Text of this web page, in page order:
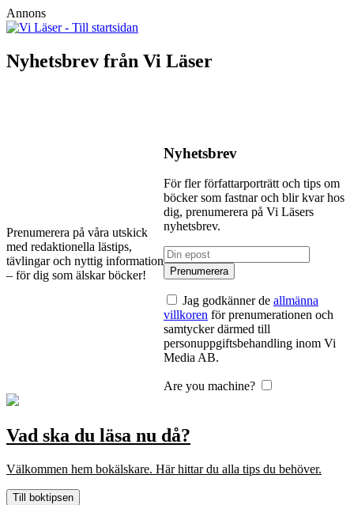
Annons
Nyhetsbrev från Vi Läser
Prenumerera på våra utskick
med redaktionella lästips,
tävlingar och nyttig information
– för dig som älskar böcker!
Nyhetsbrev
För fler författarporträtt och tips om
böcker som fastnar och blir kvar hos
dig, prenumerera på Vi Läsers
nyhetsbrev.
Jag godkänner de allmänna
villkoren för prenumerationen och
samtycker därmed till
personuppgiftsbehandling inom Vi
Media AB.
Are you machine?
Vad ska du läsa nu då?
Välkommen hem bokälskare. Här hittar du alla tips du behöver.
Till boktipsen